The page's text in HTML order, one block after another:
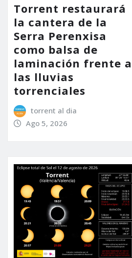
Torrent restaurará
la cantera de la
Serra Perenxisa
como balsa de
laminación frente a
las lluvias
torrenciales
torrent al dia
Ago 5, 2026